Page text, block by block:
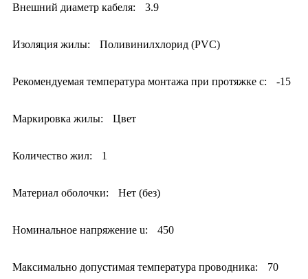
Внешний диаметр кабеля: 3.9
Изоляция жилы: Поливинилхлорид (PVC)
Рекомендуемая температура монтажа при протяжке с: -15
Маркировка жилы: Цвет
Количество жил: 1
Материал оболочки: Нет (без)
Номинальное напряжение u: 450
Максимально допустимая температура проводника: 70